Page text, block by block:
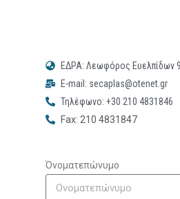
ΕΔΡΑ: Λεωφόρος Ευελπίδων
E-mail: secaplas@otenet.gr
Τηλέφωνο: +30 210 4831846
Fax: 210 4831847
Όνοματεπώνυμο